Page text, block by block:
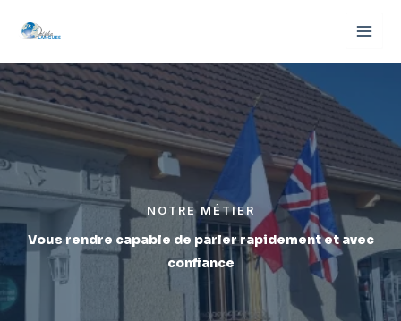
NOTRE MÉTIER
Vous rendre capable de parler rapidement et avec
confiance